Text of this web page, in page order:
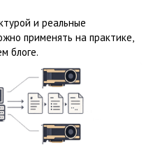
и реальные
применять на практике,
блоге.